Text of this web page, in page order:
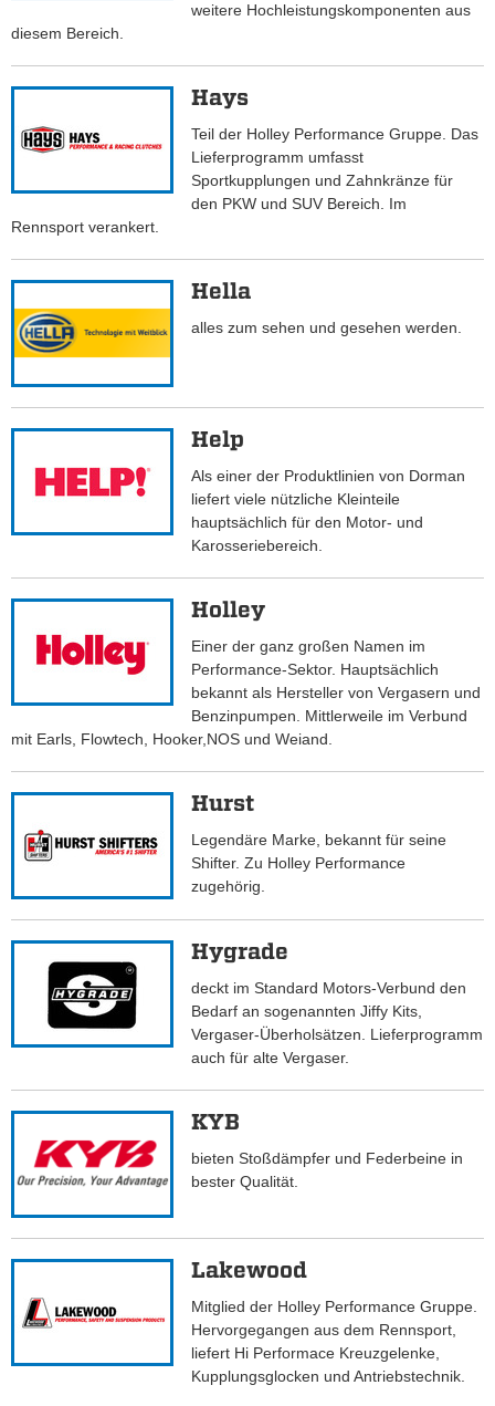
weitere Hochleistungskomponenten aus
diesem Bereich.
Hays
Teil der Holley Performance Gruppe. Das
Lieferprogramm umfasst
Sportkupplungen und Zahnkränze für
den PKW und SUV Bereich. Im
Rennsport verankert.
Hella
alles zum sehen und gesehen werden.
Help
Als einer der Produktlinien von Dorman
liefert viele nützliche Kleinteile
hauptsächlich für den Motor- und
Karosseriebereich.
Holley
Einer der ganz großen Namen im
Performance-Sektor. Hauptsächlich
bekannt als Hersteller von Vergasern und
Benzinpumpen. Mittlerweile im Verbund
mit Earls, Flowtech, Hooker,NOS und Weiand.
Hurst
Legendäre Marke, bekannt für seine
Shifter. Zu Holley Performance
zugehörig.
Hygrade
deckt im Standard Motors-Verbund den
Bedarf an sogenannten Jiffy Kits,
Vergaser-Überholsätzen. Lieferprogramm
auch für alte Vergaser.
KYB
bieten Stoßdämpfer und Federbeine in
bester Qualität.
Lakewood
Mitglied der Holley Performance Gruppe.
Hervorgegangen aus dem Rennsport,
liefert Hi Performace Kreuzgelenke,
Kupplungsglocken und Antriebstechnik.